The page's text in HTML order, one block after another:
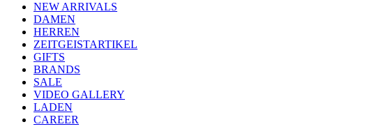
NEW ARRIVALS
DAMEN
HERREN
ZEITGEISTARTIKEL
GIFTS
BRANDS
SALE
VIDEO GALLERY
LADEN
CAREER